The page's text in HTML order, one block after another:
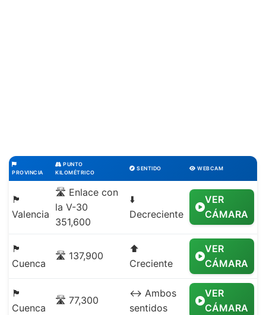
PROVINCIA
PUNTO
KILOMÉTRICO
SENTIDO WEBCAM
🏴
Valencia
🛣️ Enlace con
la V-30
351,600
⬇️
Decreciente
VER
CÁMARA
🏴
Cuenca
🛣️ 137,900
⬆️
Creciente
VER
CÁMARA
🏴
Cuenca
🛣️ 77,300
↔️ Ambos
sentidos
VER
CÁMARA